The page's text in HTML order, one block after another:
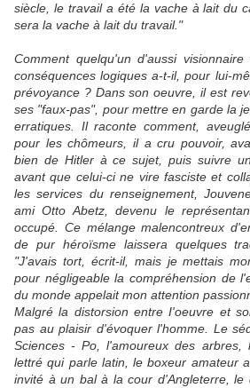
siècle, le travail a été la vache à lait du
sera la vache à lait du travail."
Comment quelqu'un d'aussi
conséquences logiques a-t-il, pour lui-
prévoyance ? Dans son oeuvre, il est
ses "faux-pas", pour mettre en garde la
erratiques. Il raconte comment,
pour les chômeurs, il a cru pouvoir,
bien de Hitler à ce sujet, puis suivre
avant que celui-ci ne vire fasciste et
les services du renseignement,
ami Otto Abetz, devenu le
occupé. Ce mélange malencontreux
de pur héroïsme laissera quelques
"J'avais tort, écrit-il, mais je mettais
pour négligeable la compréhension de
du monde appelait mon attention
Malgré la distorsion entre I'oeuvre et
pas au plaisir d'évoquer l'homme. Le
Sciences - Po, l'amoureux des arbres,
lettré qui parle latin, le boxeur amateur
invité à un bal à la cour d'Angleterre, le